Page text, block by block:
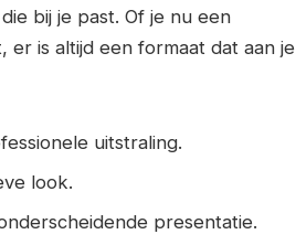
bij je past. Of je nu een
is altijd een formaat dat aan je
uitstraling.
look.
presentatie.